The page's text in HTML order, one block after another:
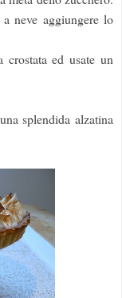
neve aggiungere lo
ed usate un
splendida alzatina